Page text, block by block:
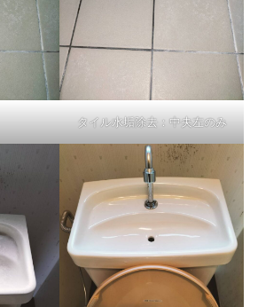
タイル水垢除去：中央左のみ